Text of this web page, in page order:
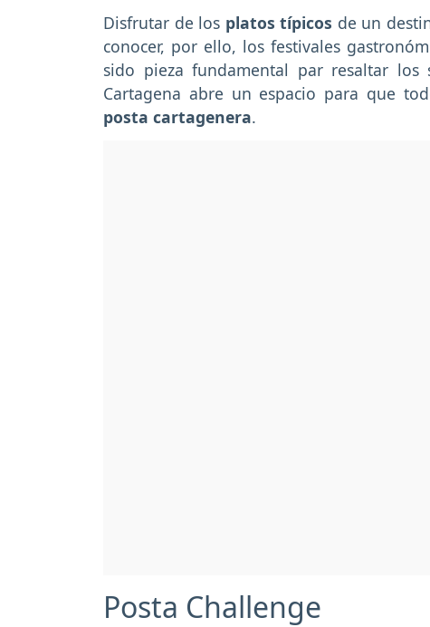
Disfrutar de los platos típicos de un
conocer, por ello, los festivales
sido pieza fundamental par resaltar los
Cartagena abre un espacio para que
posta cartagenera.
Posta Challenge